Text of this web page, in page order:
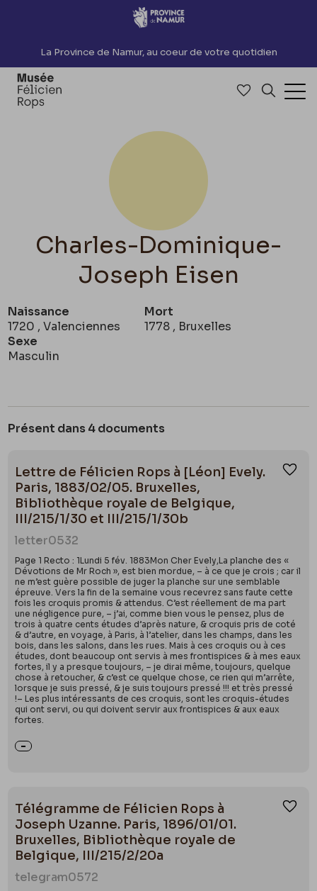
Accèder directement au contenu
La Province de Namur, au coeur de votre quotidien
Accéder à
Charles-Dominique-
Joseph Eisen
Naissance
1720 , Valenciennes
Mort
1778 , Bruxelles
Sexe
Masculin
Présent dans 4 documents
Lettre de Félicien Rops à [Léon] Evely.
Paris, 1883/02/05. Bruxelles,
Bibliothèque royale de Belgique,
III/215/1/30 et III/215/1/30b
letter0532
Page 1 Recto : 1Lundi 5 fév. 1883Mon Cher Evely,La planche des «
Dévotions de Mr Roch », est bien mordue, – à ce que je crois ; car il
ne m’est guère possible de juger la planche sur une semblable
épreuve. Vers la fin de la semaine vous recevrez sans faute cette
fois les croquis promis & attendus. C’est réellement de ma part
une négligence pure, – j’ai, comme bien vous le pensez, plus de
trois à quatre cents études d’après nature, & croquis pris de coté
& d’autre, en voyage, à Paris, à l’atelier, dans les champs, dans les
bois, dans les salons, dans les rues. Mais à ces croquis ou à ces
études, dont beaucoup ont servis à mes frontispices & à mes eaux
fortes, il y a presque toujours, – je dirai même, toujours, quelque
chose à retoucher, & c’est ce quelque chose, ce rien qui m’arrête,
lorsque je suis pressé, & je suis toujours pressé !!! et très pressé
!– Les plus intéressants de ces croquis, sont les croquis-études
qui ont servi, ou qui doivent servir aux frontispices & aux eaux
fortes.
Télégramme de Félicien Rops à
Joseph Uzanne. Paris, 1896/01/01.
Bruxelles, Bibliothèque royale de
Belgique, III/215/2/20a
telegram0572